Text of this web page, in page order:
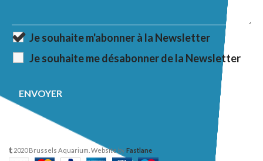
Je souhaite m'abonner à la Newsletter
Je souhaite me désabonner de la Newsletter
2020 Brussels Aquarium. Website byFastlane